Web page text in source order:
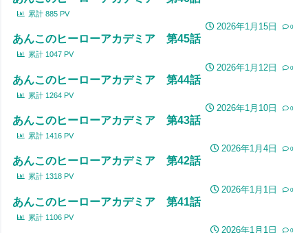
累計 885 PV
2026年1月15日 0
あんこのヒーローアカデミア 第45話
累計 1047 PV
2026年1月12日 0
あんこのヒーローアカデミア 第44話
累計 1264 PV
2026年1月10日 0
あんこのヒーローアカデミア 第43話
累計 1416 PV
2026年1月4日 0
あんこのヒーローアカデミア 第42話
累計 1318 PV
2026年1月1日 0
あんこのヒーローアカデミア 第41話
累計 1106 PV
2026年1月1日 0